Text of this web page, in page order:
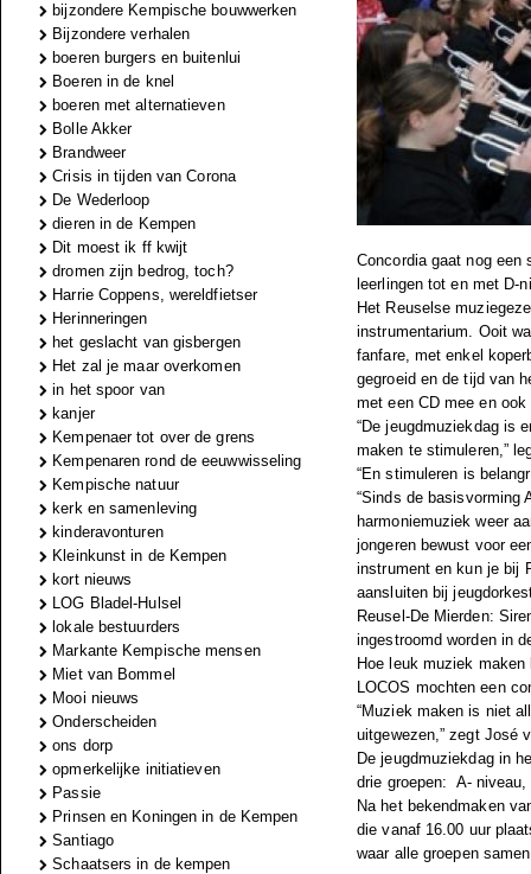
bijzondere Kempische bouwwerken
Bijzondere verhalen
boeren burgers en buitenlui
Boeren in de knel
boeren met alternatieven
Bolle Akker
Brandweer
Crisis in tijden van Corona
De Wederloop
dieren in de Kempen
Dit moest ik ff kwijt
dromen zijn bedrog, toch?
Harrie Coppens, wereldfietser
Herinneringen
het geslacht van gisbergen
Het zal je maar overkomen
in het spoor van
kanjer
Kempenaer tot over de grens
Kempenaren rond de eeuwwisseling
Kempische natuur
kerk en samenleving
kinderavonturen
Kleinkunst in de Kempen
kort nieuws
LOG Bladel-Hulsel
lokale bestuurders
Markante Kempische mensen
Miet van Bommel
Mooi nieuws
Onderscheiden
ons dorp
opmerkelijke initiatieven
Passie
Prinsen en Koningen in de Kempen
Santiago
Schaatsers in de kempen
Concordia gaat nog een
leerlingen tot en met D-
Het Reuselse
instrumentarium. Ooit
fanfare, met enkel
gegroeid en de tijd van
met een CD mee en
“De jeugdmuziekdag is
maken te stimuleren,”
“En stimuleren is
“Sinds de basisvorming
harmoniemuziek weer
jongeren bewust voor
instrument en kun je bij
aansluiten bij
Reusel-De Mierden:
ingestroomd worden in
Hoe leuk muziek
LOCOS mochten een
“Muziek maken is niet
uitgewezen,” zegt José
De jeugdmuziekdag in
drie groepen: A-
Na het bekendmaken
die vanaf 16.00 uur
waar alle groepen